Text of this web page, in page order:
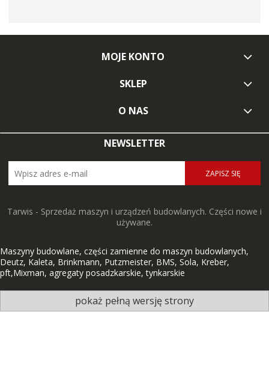
MOJE KONTO
SKLEP
O NAS
NEWSLETTER
ZAPISZ SIĘ
Tarwis - Sprzedaż maszyn i urządzeń budowlanych. Części nowe i
używane.
Maszyny budowlane, części zamienne do maszyn budowlanych,
Deutz, Kaleta, Brinkmann, Putzmeister, BMS, Sola, Kreber,
pft,Mixman, agregaty posadzkarskie, tynkarskie
pokaż pełną wersję strony